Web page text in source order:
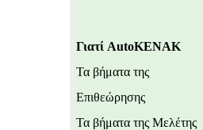
Γιατί AutoKENAK
Τα βήματα της
Επιθεώρησης
Τα βήματα της Μελέτης